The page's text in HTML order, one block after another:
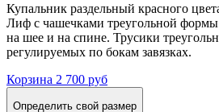
Купальник раздельный красного
Лиф с чашечками треугольной
на шее и на спине. Трусики
регулируемых по бокам завязках.
Корзина 2 700 руб
Определить свой размер